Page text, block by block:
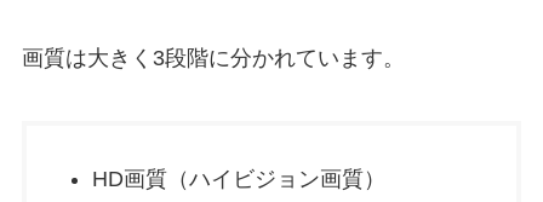
画質は大きく3段階に分かれています。
HD画質（ハイビジョン画質）